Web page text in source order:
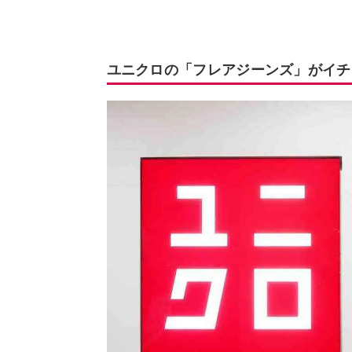
ユニクロの「フレアジーンズ」がイ